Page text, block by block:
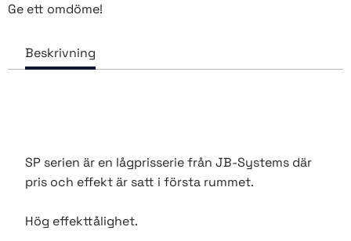
Ge ett omdöme!
SP serien är en lågprisserie från JB-Systems där
pris och effekt är satt i första rummet.
Hög effekttålighet.